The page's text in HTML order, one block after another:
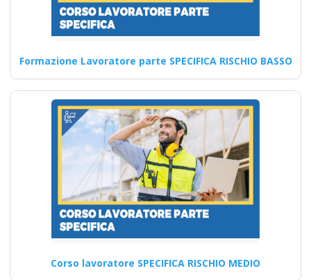
Formazione Lavoratore parte SPECIFICA RISCHIO BASSO
Corso lavoratore SPECIFICA RISCHIO MEDIO